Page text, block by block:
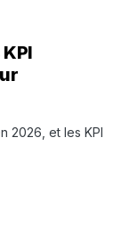
2026, et les KPI